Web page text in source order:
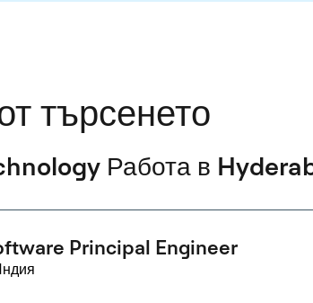
търсенето
Работа в
Principal Engineer